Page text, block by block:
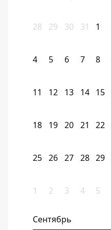
28 29 30 31 1
4 5 6 7 8
11 12 13 14 15
18 19 20 21 22
25 26 27 28 29
1 2 3 4 5
Сентябрь